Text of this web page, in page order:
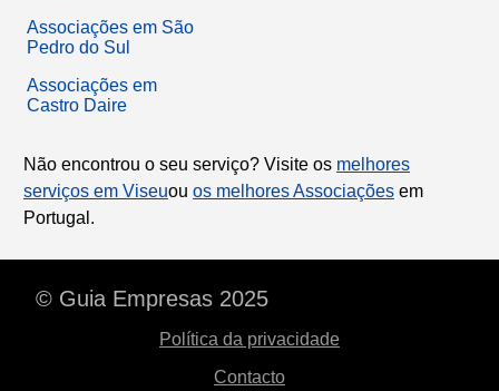
Associações em São
Pedro do Sul
Associações em
Castro Daire
Não encontrou o seu serviço? Visite os melhores
serviços em Viseuou os melhores Associações em
Portugal.
© Guia Empresas 2025
Política da privacidade
Contacto